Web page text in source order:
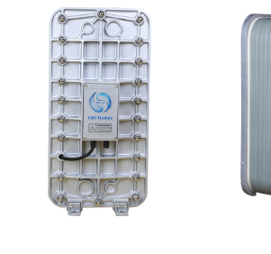
全封闭EDI超纯水处理设
备
MK-